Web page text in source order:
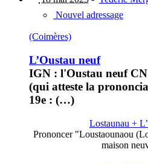
Nouvel adressage
(Coimères)
L’Oustau neuf
IGN : l'Oustau neuf
(qui atteste la
19e : (…)
Lostaunau +
Prononcer "Loustaounaou
maison